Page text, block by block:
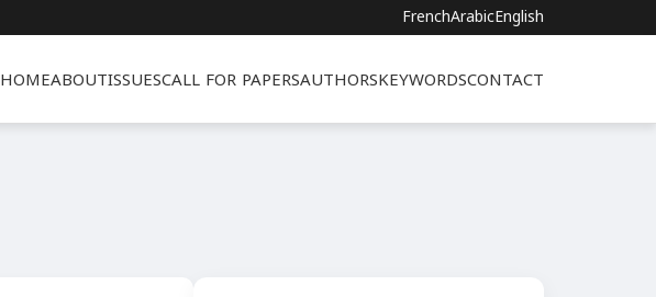
FrenchArabicEnglish
HOMEABOUTISSUESCALL FOR PAPERSAUTHORSKEYWORDSCONTACT